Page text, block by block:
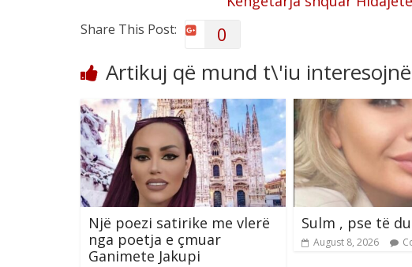
Share This Post: 0
Artikuj që mund t\'iu interesojnë
Një poezi satirike me vlerë
nga poetja e çmuar
Ganimete Jakupi
Sulm , pse të
August 8, 2026